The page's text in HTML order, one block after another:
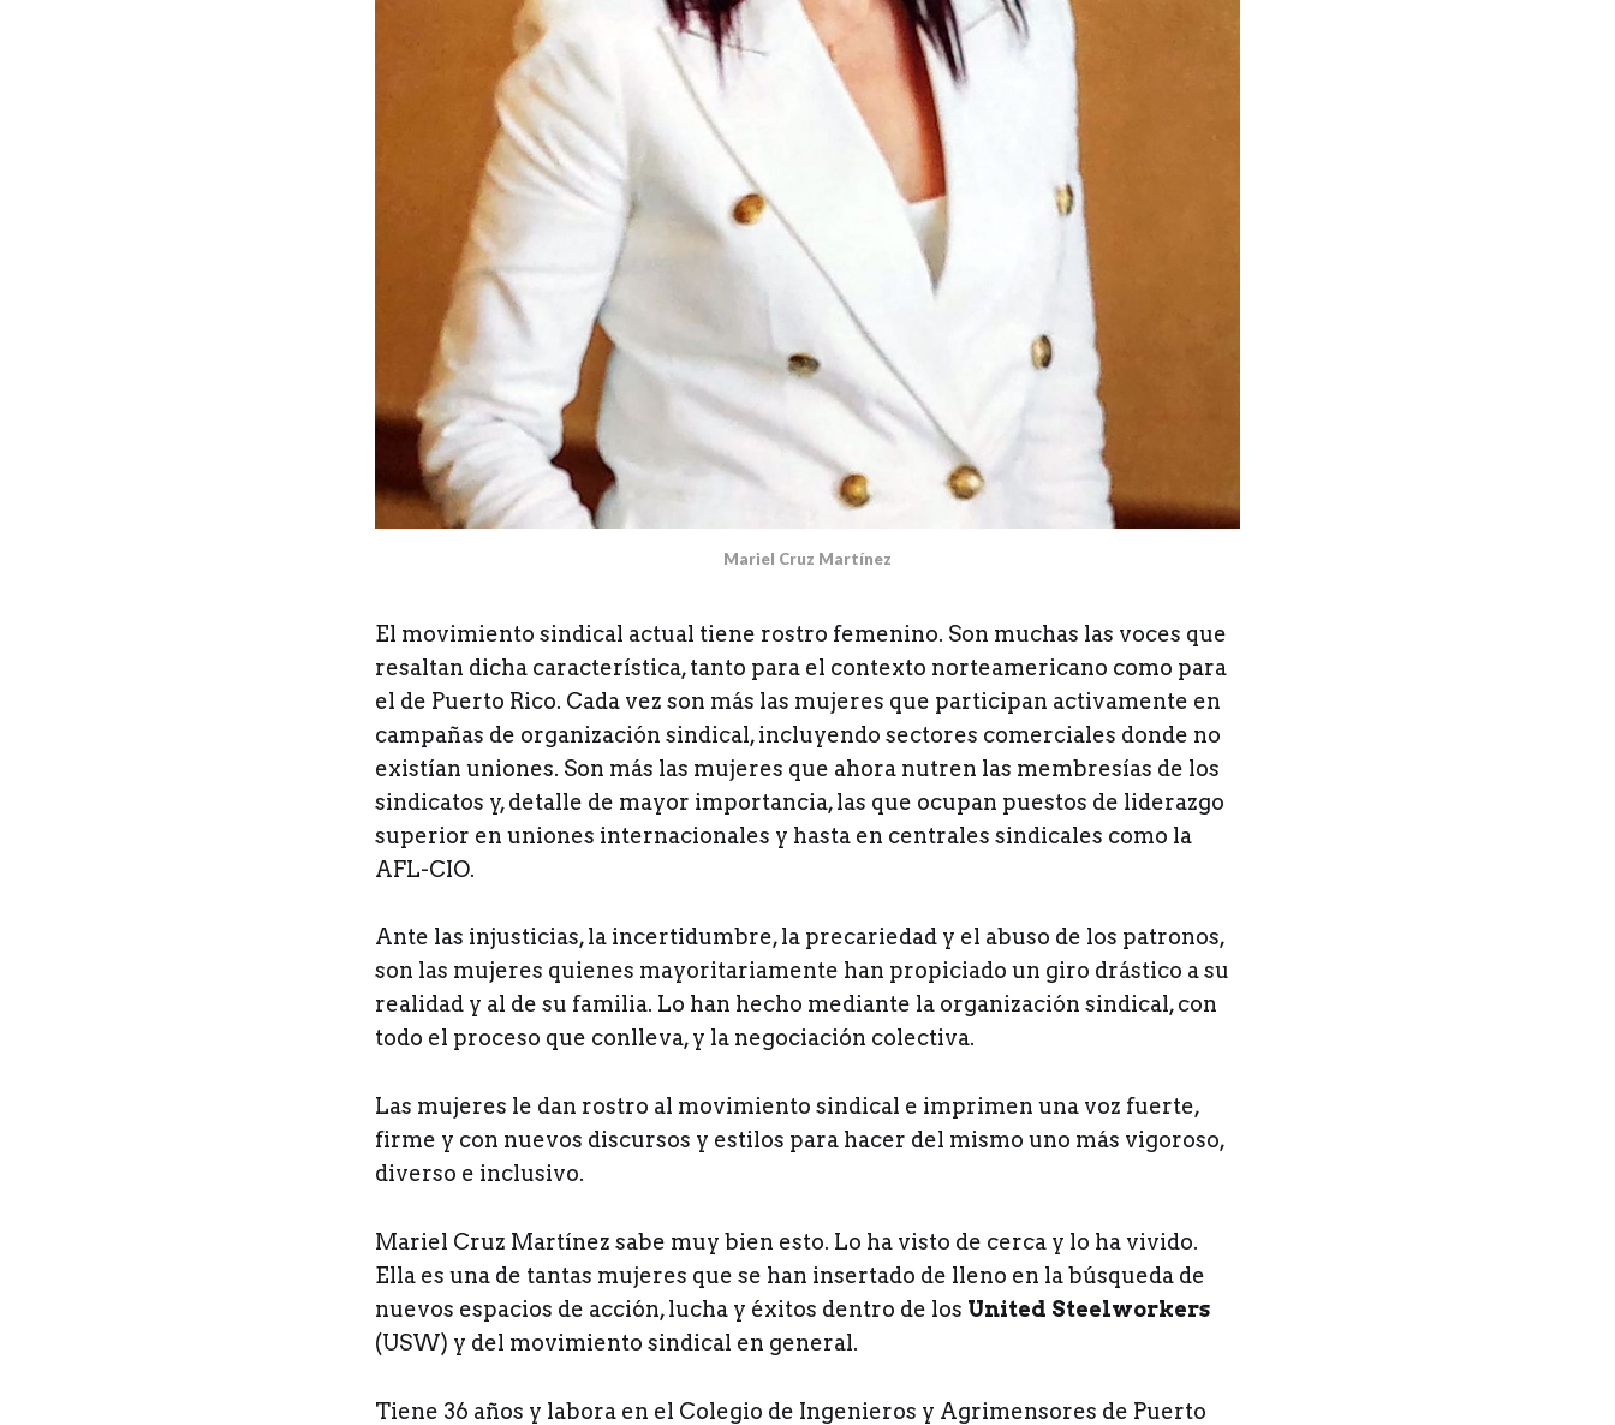
Mariel Cruz Martínez
El movimiento sindical actual tiene rostro femenino. Son muchas las voces que
resaltan dicha característica, tanto para el contexto norteamericano como para
el de Puerto Rico. Cada vez son más las mujeres que participan activamente en
campañas de organización sindical, incluyendo sectores comerciales donde no
existían uniones. Son más las mujeres que ahora nutren las membresías de los
sindicatos y, detalle de mayor importancia, las que ocupan puestos de liderazgo
superior en uniones internacionales y hasta en centrales sindicales como la
AFL-CIO.
Ante las injusticias, la incertidumbre, la precariedad y el abuso de los patronos,
son las mujeres quienes mayoritariamente han propiciado un giro drástico a su
realidad y al de su familia. Lo han hecho mediante la organización sindical, con
todo el proceso que conlleva, y la negociación colectiva.
Las mujeres le dan rostro al movimiento sindical e imprimen una voz fuerte,
firme y con nuevos discursos y estilos para hacer del mismo uno más vigoroso,
diverso e inclusivo.
Mariel Cruz Martínez sabe muy bien esto. Lo ha visto de cerca y lo ha vivido.
Ella es una de tantas mujeres que se han insertado de lleno en la búsqueda de
nuevos espacios de acción, lucha y éxitos dentro de los United Steelworkers
(USW) y del movimiento sindical en general.
Tiene 36 años y labora en el Colegio de Ingenieros y Agrimensores de Puerto